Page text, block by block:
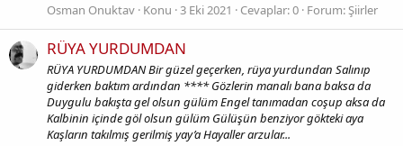
Osman Onuktav Konu 3 Eki 2021 Cevaplar: 0 Forum:Şiirler
RÜYA YURDUMDAN
RÜYA YURDUMDAN Bir güzel geçerken, rüya yurdundan Salınıp
giderken baktım ardından **** Gözlerin manalı bana baksa da
Duygulu bakışta gel olsun gülüm Engel tanımadan coşup aksa da
Kalbinin içinde göl olsun gülüm Gülüşün benziyor gökteki aya
Kaşların takılmış gerilmiş yay’a Hayaller arzular...